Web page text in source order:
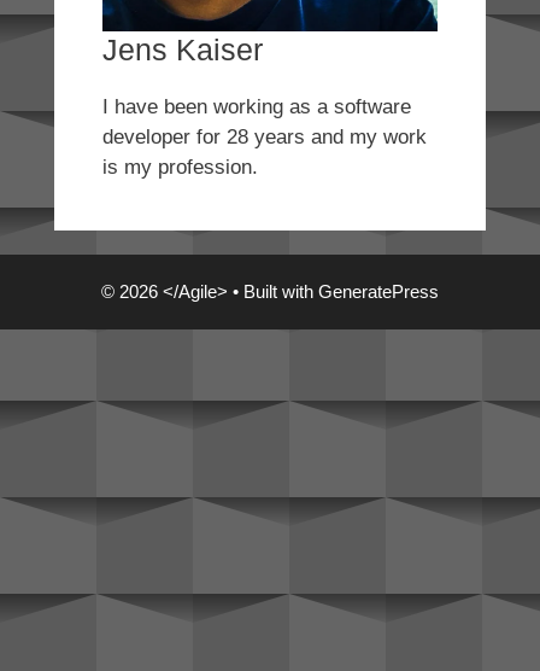
Jens Kaiser
I have been working as a software
developer for 28 years and my work
is my profession.
© 2026 </Agile> • Built with GeneratePress